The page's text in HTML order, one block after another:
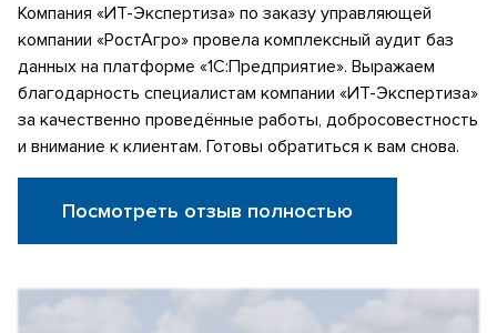
Компания «ИТ-Экспертиза» по заказу управляющей
компании «РостАгро» провела комплексный аудит баз
данных на платформе «1С:Предприятие». Выражаем
благодарность специалистам компании «ИТ-Экспертиза»
за качественно проведённые работы, добросовестность
и внимание к клиентам. Готовы обратиться к вам снова.
Посмотреть отзыв полностью